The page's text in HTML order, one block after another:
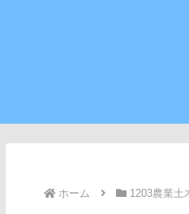
ホーム 1203農業土